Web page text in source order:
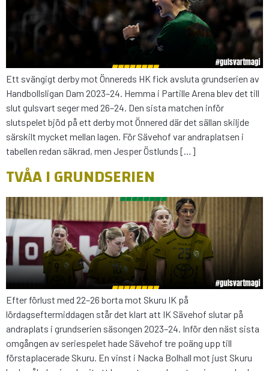
Ett svängigt derby mot Önnereds HK fick avsluta grundserien av
Handbollsligan Dam 2023–24. Hemma i Partille Arena blev det till
slut gulsvart seger med 26–24. Den sista matchen inför
slutspelet bjöd på ett derby mot Önnered där det sällan skiljde
särskilt mycket mellan lagen. För Sävehof var andraplatsen i
tabellen redan säkrad, men Jesper Östlunds […]
TVÅA I GRUNDSERIEN
Efter förlust med 22–26 borta mot Skuru IK på
lördagseftermiddagen står det klart att IK Sävehof slutar på
andraplats i grundserien säsongen 2023–24. Inför den näst sista
omgången av seriespelet hade Sävehof tre poäng upp till
förstaplacerade Skuru. En vinst i Nacka Bolhall mot just Skuru